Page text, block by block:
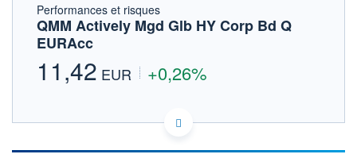
FORUM
Performances et risques
QMM Actively Mgd Glb HY Corp Bd Q
EURAcc
11,42 EUR +0,26%
IE00085W7AY6 - BlackRock Asset Management Ireland